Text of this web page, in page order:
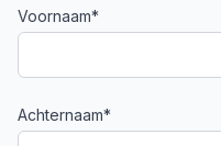
Voornaam*
Achternaam*